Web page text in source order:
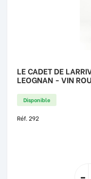
LE CADET DE
LEOGNAN - VIN
Disponible
Réf. 292